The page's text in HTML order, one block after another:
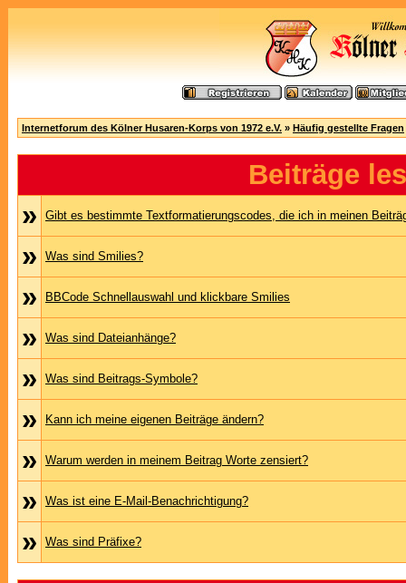
Internetforum des Kölner Husaren-Korps von 1972 e.V. » Häufig gestellte Fragen
Beiträge
»
Gibt es bestimmte Textformatierungscodes, die ich in meinen
» Was sind Smilies?
» BBCode Schnellauswahl und klickbare Smilies
» Was sind Dateianhänge?
» Was sind Beitrags-Symbole?
» Kann ich meine eigenen Beiträge ändern?
» Warum werden in meinem Beitrag Worte zensiert?
» Was ist eine E-Mail-Benachrichtigung?
» Was sind Präfixe?